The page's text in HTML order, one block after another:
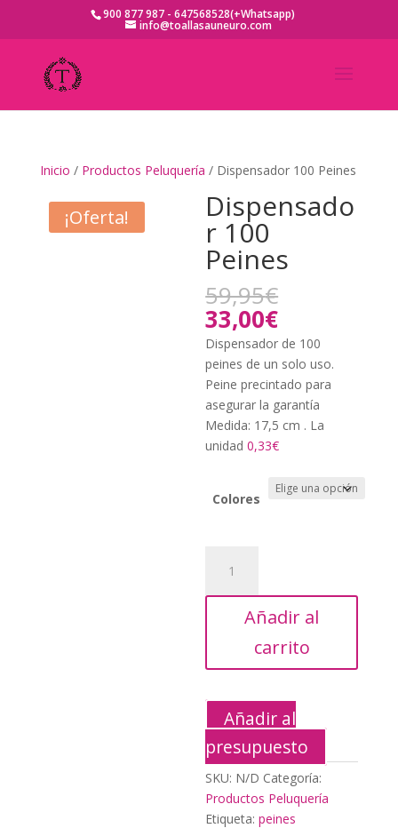
900 877 987 - 647568528(+Whatsapp)
info@toallasauneuro.com
Inicio / Productos Peluquería / Dispensador 100 Peines
¡Oferta! Dispensado
r 100
Peines
59,95€
original
era:
59,95€.
33,00€El
precio
actual
es:
33,00€.
Dispensador de 100
peines de un solo uso.
Peine precintado para
asegurar la garantía
Medida: 17,5 cm . La
unidad0,33€
Colores
Peines
cantidadAñadir al
carrito
Añadir al
presupuesto
SKU: N/D Categoría:
Productos Peluquería
Etiqueta:peines